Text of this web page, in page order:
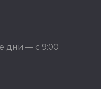
дни — с 9:00